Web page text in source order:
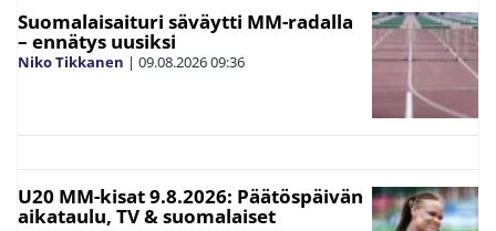
Suomalaisaituri säväytti MM-radalla
– ennätys uusiksi
Niko Tikkanen | 09.08.202609:36
U20 MM-kisat 9.8.2026: Päätöspäivän
aikataulu, TV & suomalaiset